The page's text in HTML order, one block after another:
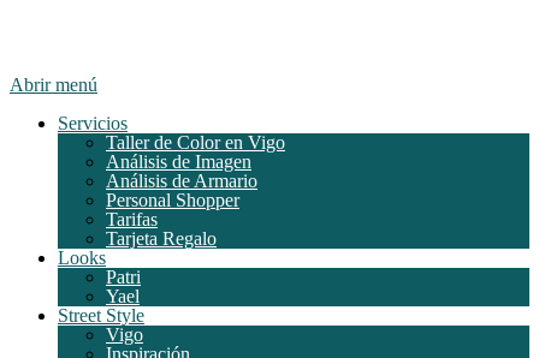
Abrir menú
Servicios
Taller de Color en Vigo
Análisis de Imagen
Análisis de Armario
Personal Shopper
Tarifas
Tarjeta Regalo
Looks
Patri
Yael
Street Style
Vigo
Inspiración